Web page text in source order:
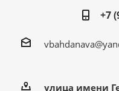
+7
улица имени